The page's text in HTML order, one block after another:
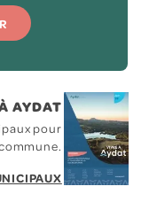
AYDAT
pour